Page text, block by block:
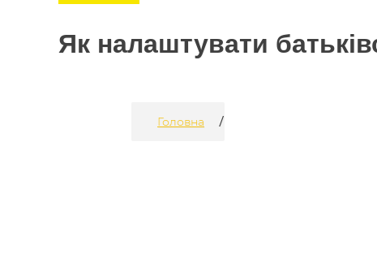
Як налаштувати
Головна /